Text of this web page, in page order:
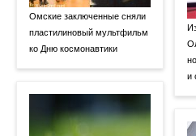
Омские заключенные сняли
пластилиновый мультфильм
ко Дню космонавтики
и